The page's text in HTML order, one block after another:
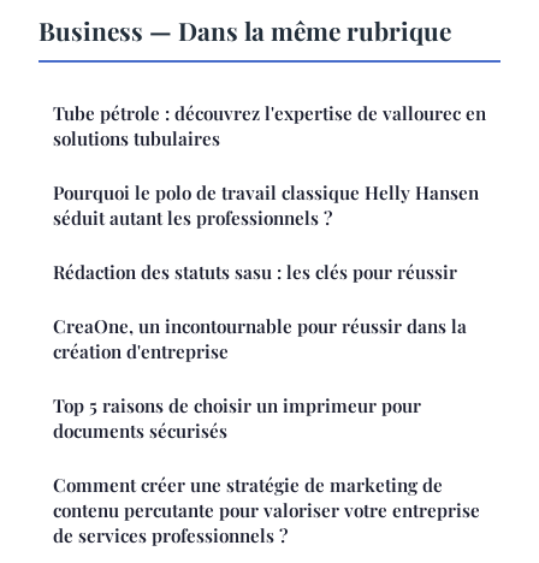
Business — Dans la même rubrique
Tube pétrole : découvrez l'expertise de vallourec en
solutions tubulaires
Pourquoi le polo de travail classique Helly Hansen
séduit autant les professionnels ?
Rédaction des statuts sasu : les clés pour réussir
CreaOne, un incontournable pour réussir dans la
création d'entreprise
Top 5 raisons de choisir un imprimeur pour
documents sécurisés
Comment créer une stratégie de marketing de
contenu percutante pour valoriser votre entreprise
de services professionnels ?